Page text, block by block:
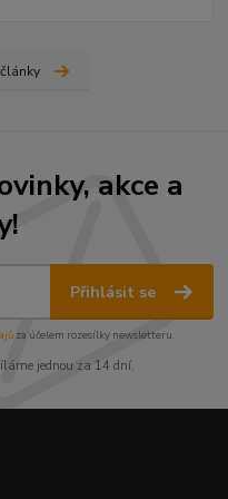
akce a
Přihlásit se
za účelem rozesílky newsletteru.
jednou za 14 dní.